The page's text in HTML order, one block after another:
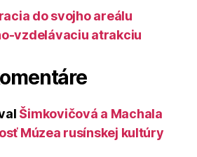
do svojho areálu
vzdelávaciu atrakciu
Šimkovičová a Machala
Múzea rusínskej kultúry